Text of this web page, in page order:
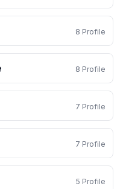
8 Profile
8 Profile
7 Profile
7 Profile
5 Profile